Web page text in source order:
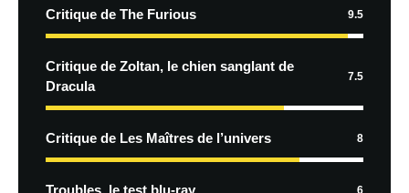
Critique de The Furious 9.5
Critique de Zoltan, le chien sanglant de
Dracula
7.5
Critique de Les Maîtres de l’univers 8
6